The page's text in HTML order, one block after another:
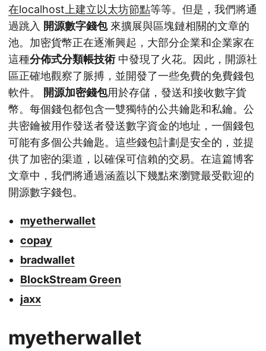
在localhost上建立以太坊節點等等。但是，我們將通
過跳入 開源數字錢包來擴展與區塊鏈相關的文章的
池。加密貨幣正在逐漸興起，大部分企業和企業家在
這種分佈式分類帳技術中發現了火花。因此，開源社
區正確地觀察了脈搏，並開發了一些免費的免費錢包
軟件。 開源加密錢包用於存儲，發送和接收數字貨
幣。每個錢包都包含一雙獨特的公共鑰匙和私鑰。公
共密鑰被用作發送者發送數字資金的地址，一個錢包
可能有多個公共鑰匙。這些錢包計劃是安全的，並提
供了加密的渠道，以確保可信賴的交易。在這篇博客
文章中，我們將通過涵蓋以下幾點來瀏覽最受歡迎的
開源數字錢包。
myetherwallet
copay
bradwallet
BlockStream Green
jaxx
myetherwallet